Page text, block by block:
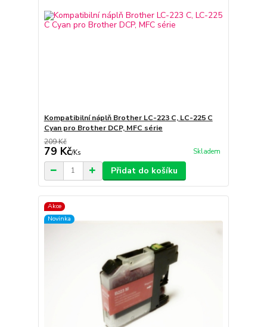
Kompatibilní náplň Brother LC-223 C, LC-225 C
Cyan pro Brother DCP, MFC série
209 Kč
79 Kč/Ks Skladem
Přidat do košíku
Akce
Novinka